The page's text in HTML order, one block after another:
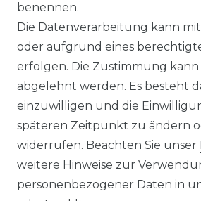
Impressum
AGB
benennen.
Die Datenverarbeitung kann
oder aufgrund eines
erfolgen. Die Zustimmung
abgelehnt werden. Es besteht
einzuwilligen und die
späteren Zeitpunkt zu ändern
widerrufen. Beachten Sie unser
weitere Hinweise zur
personenbezogener Daten in